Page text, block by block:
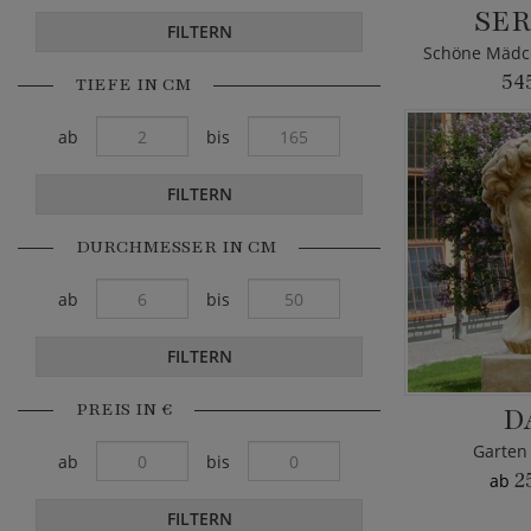
Schöne
ab
FILTERN
TIEFE IN CM
ab bis
FILTERN
DURCHMESSER IN CM
ab bis
FILTERN
PREIS IN €
ab bis
FILTERN